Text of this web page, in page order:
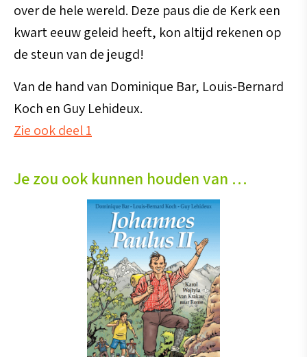
over de hele wereld. Deze paus die de Kerk een
kwart eeuw geleid heeft, kon altijd rekenen op
de steun van de jeugd!
Van de hand van Dominique Bar, Louis-Bernard
Koch en Guy Lehideux.
Zie ook deel 1
Je zou ook kunnen houden van …